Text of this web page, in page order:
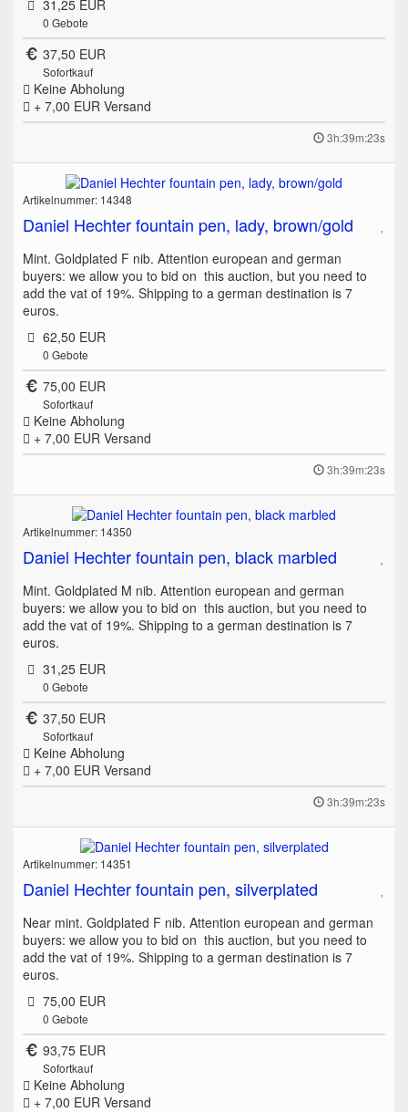
31,25 EUR
0 Gebote
37,50 EUR
Sofortkauf
Keine Abholung
+ 7,00 EUR Versand
3h:39m:23s
Artikelnummer: 14348
Daniel Hechter fountain pen, lady, brown/gold
Mint. Goldplated F nib. Attention european and german
buyers: we allow you to bid on this auction, but you need to
add the vat of 19%. Shipping to a german destination is 7
euros.
62,50 EUR
0 Gebote
75,00 EUR
Sofortkauf
Keine Abholung
+ 7,00 EUR Versand
3h:39m:23s
Artikelnummer: 14350
Daniel Hechter fountain pen, black marbled
Mint. Goldplated M nib. Attention european and german
buyers: we allow you to bid on this auction, but you need to
add the vat of 19%. Shipping to a german destination is 7
euros.
31,25 EUR
0 Gebote
37,50 EUR
Sofortkauf
Keine Abholung
+ 7,00 EUR Versand
3h:39m:23s
Artikelnummer: 14351
Daniel Hechter fountain pen, silverplated
Near mint. Goldplated F nib. Attention european and german
buyers: we allow you to bid on this auction, but you need to
add the vat of 19%. Shipping to a german destination is 7
euros.
75,00 EUR
0 Gebote
93,75 EUR
Sofortkauf
Keine Abholung
+ 7,00 EUR Versand